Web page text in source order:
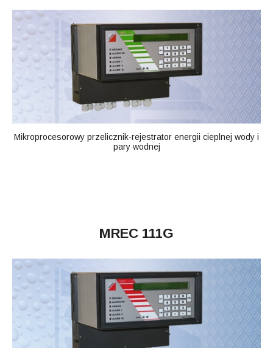
Mikroprocesorowy przelicznik-rejestrator energii cieplnej wody i
pary wodnej
MREC 111G